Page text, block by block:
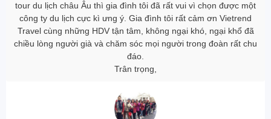
tour du lịch châu Âu thì gia đình tôi đã rất vui vì chọn được một
công ty du lịch cực kì ưng ‎ý. Gia đình tôi rất cảm ơn Vietrend
Travel cùng những HDV tận tâm, không ngại khó, ngại khổ đã
chiều lòng người già và chăm sóc mọi người trong đoàn rất chu
đáo.
Trân trọng,